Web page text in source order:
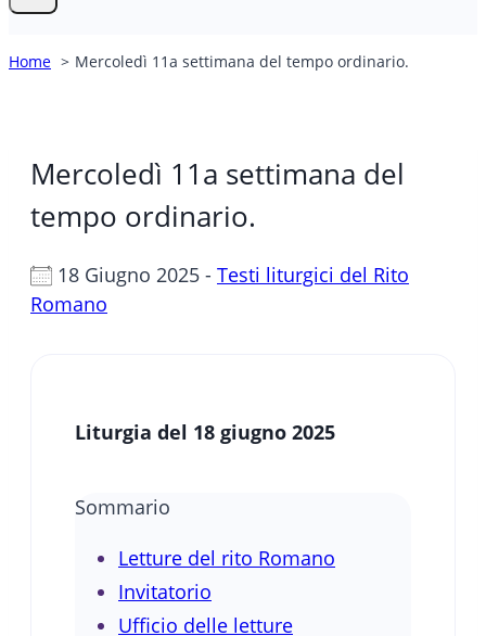
Home Mercoledì 11a settimana del tempo ordinario.
Mercoledì 11a settimana del
tempo ordinario.
18 Giugno 2025 - Testi liturgici del Rito
Romano
Liturgia del 18 giugno 2025
Sommario
Letture del rito Romano
Invitatorio
Ufficio delle letture